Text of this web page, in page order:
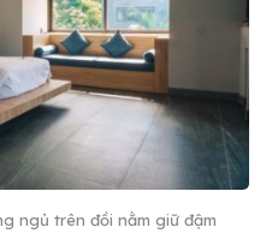
ngủ trên đồi nằm giữ đậm